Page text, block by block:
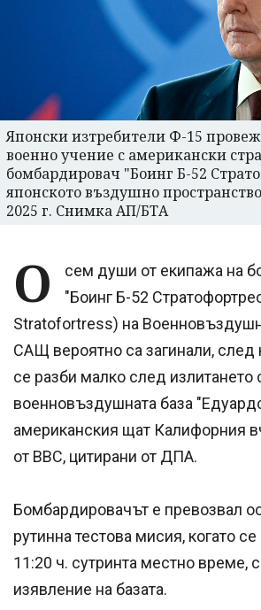
Японски изтребители Ф-15
военно учение с американски
бомбардировач "Боинг Б-52
японското въздушно
2025 г. Снимка АП/БТА
О
сем души от екипажа на
"Боинг Б-52
Stratofortress) на
САЩ вероятно са загинали, след
се разби малко след излитането
военновъздушната база
американския щат Калифорния
от ВВС, цитирани от ДПА.
Бомбардировачът е превозвал
рутинна тестова мисия, когато
11:20 ч. сутринта местно време,
изявление на базата.